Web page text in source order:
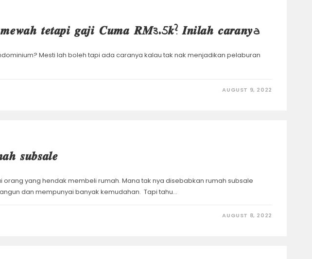
𝒕𝒆𝒕𝒂𝒑𝒊 𝒈𝒂𝒋𝒊 𝑪𝒖𝒎𝒂 𝑹𝑴3.5𝒌? 𝑰𝒏𝒊𝒍𝒂𝒉 𝒄𝒂𝒓𝒂𝒏𝒚a
Mesti lah boleh tapi ada caranya kalau tak nak menjadikan pelaburan
AUGUST 9, 2022
𝒔𝒖𝒃𝒔𝒂𝒍𝒆
yang hendak membeli rumah. Mana tak nya disebabkan rumah subsale
dan mempunyai banyak kemudahan. Tapi tahu…
AUGUST 8, 2022